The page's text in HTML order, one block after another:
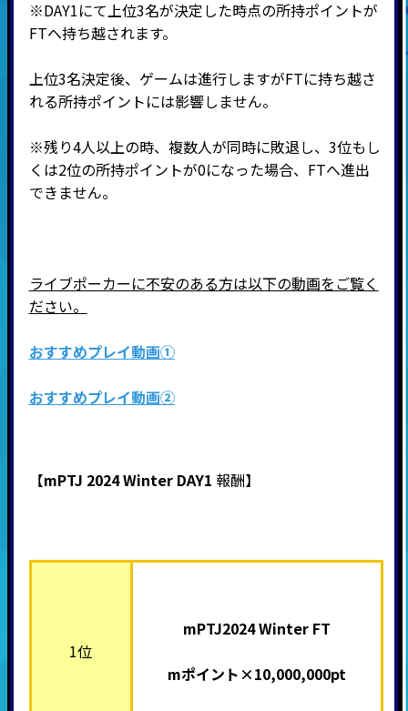
※DAY1にて上位3名が決定した時点の所持ポイントが
FTへ持ち越されます。
上位3名決定後、ゲームは進行しますがFTに持ち越さ
れる所持ポイントには影響しません。
※残り4人以上の時、複数人が同時に敗退し、3位もし
くは2位の所持ポイントが0になった場合、FTへ進出
できません。
ライブポーカーに不安のある方は以下の動画をご覧く
ださい。
おすすめプレイ動画①
おすすめプレイ動画②
【mPTJ 2024 Winter DAY1 報酬】
1位
mPTJ2024 Winter FT
mポイント×10,000,000pt